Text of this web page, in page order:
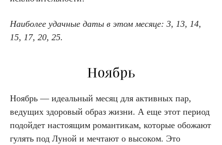
Наиболее удачные даты в этом месяце: 3, 13, 14,
15, 17, 20, 25.
Ноябрь
Ноябрь — идеальный месяц для активных пар,
ведущих здоровый образ жизни. А еще этот период
подойдет настоящим романтикам, которые обожают
гулять под Луной и мечтают о высоком. Это